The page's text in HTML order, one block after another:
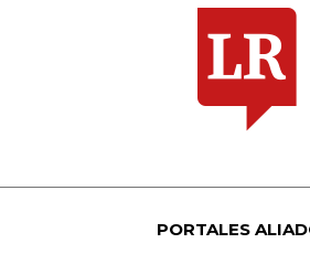
PORTALES